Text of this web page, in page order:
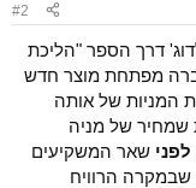
#2
דרך הספר "הליכת
מפתחת מוצר חדש
המניות של אותה
שמחיר של מניה
לפני שאר המשקיעים
הרוויח